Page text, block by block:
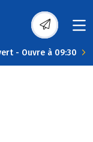
- Ouvre à 09:30